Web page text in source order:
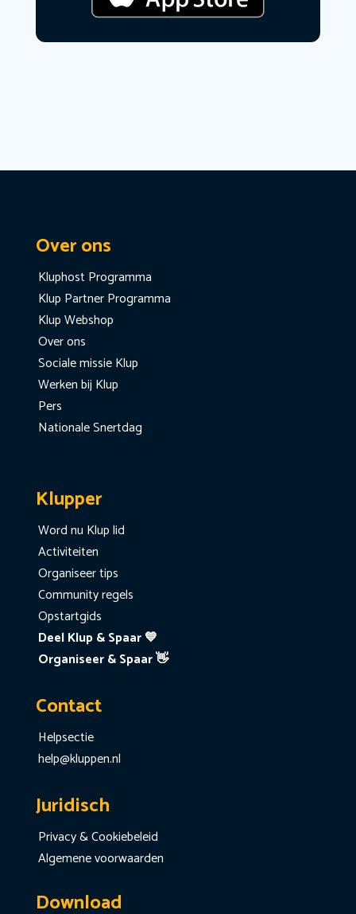
Over ons
Kluphost Programma
Klup Partner Programma
Klup Webshop
Over ons
Sociale missie Klup
Werken bij Klup
Pers
Nationale Snertdag
Klupper
Word nu Klup lid
Activiteiten
Organiseer tips
Community regels
Opstartgids
Deel Klup & Spaar 💙
Organiseer & Spaar 👋
Contact
Helpsectie
help@kluppen.nl
Juridisch
Privacy & Cookiebeleid
Algemene voorwaarden
Download